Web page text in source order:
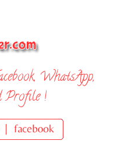
WhatsApp,
Profile !